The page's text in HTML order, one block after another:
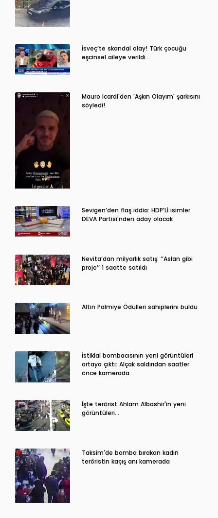
İsveç’te skandal olay! Türk çocuğu
eşcinsel aileye verildi…
Mauro Icardi'den 'Aşkın Olayım' şarkısını
söyledi!
Sevigen’den flaş iddia: HDP’Lİ isimler
DEVA Partisi’nden aday olacak
Nevita’dan milyarlık satış: ‘’Aslan gibi
proje’’ 1 saatte satıldı
Altın Palmiye Ödülleri sahiplerini buldu
İstiklal bombacısının yeni görüntüleri
ortaya çıktı: Alçak saldırıdan saatler
önce kamerada
İşte terörist Ahlam Albashir'in yeni
görüntüleri…
Taksim'de bomba bırakan kadın
teröristin kaçış anı kamerada